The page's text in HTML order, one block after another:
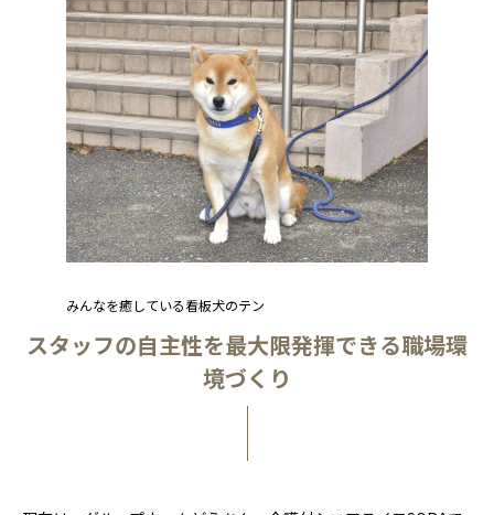
みんなを癒している看板犬のテン
スタッフの自主性を最大限発揮できる職場環
境づくり